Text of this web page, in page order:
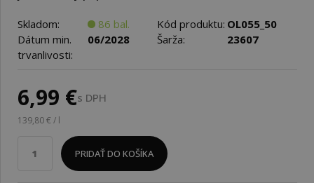
Skladom: 86 bal. Kód produktu: OL055_50
Dátum min.
trvanlivosti:
06/2028 Šarža: 23607
6,99 €s DPH
139,80 € / l
PRIDAŤ DO KOŠÍKA